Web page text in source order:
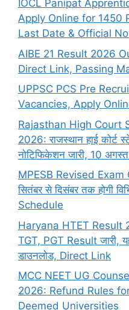
IOCL Panipat
Apply Online for 1450
Last Date & Official
AIBE 21 Result 2026
Direct Link, Passing
UPPSC PCS Pre
Vacancies, Apply
Rajasthan High Court
2026: राजस्थान हाई कोर्ट
नोटिफिकेशन जारी, 10
MPESB Revised
सितंबर से दिसंबर तक होगी
Schedule
Haryana HTET Result
TGT, PGT Result जारी,
डाउनलोड, Direct Link
MCC NEET UG
2026: Refund Rules
Deemed Universities